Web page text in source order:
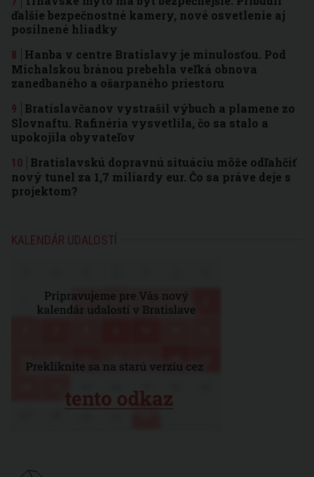
ďalšie bezpečnostné kamery, nové osvetlenie aj
posilnené hliadky
Hanba v centre Bratislavy je minulosťou. Pod
Michalskou bránou prebehla veľká obnova
zanedbaného a ošarpaného priestoru
Bratislavčanov vystrašil výbuch a plamene zo
Slovnaftu. Rafinéria vysvetlila, čo sa stalo a
upokojila obyvateľov
Bratislavskú dopravnú situáciu môže odľahčiť
nový tunel za 1,7 miliardy eur. Čo sa práve deje s
projektom?
KALENDÁR UDALOSTÍ